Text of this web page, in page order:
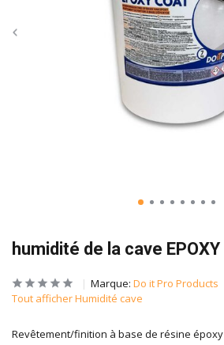
humidité de la cave EPOXY
Marque: Do it Pro Products
Tout afficher Humidité cave
Revêtement/finition à base de résine